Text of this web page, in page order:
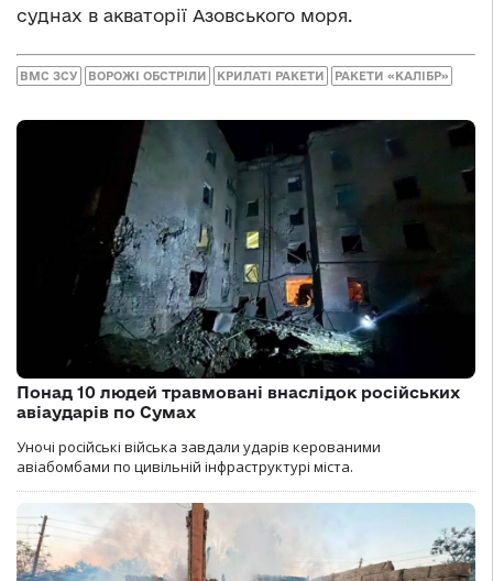
суднах в акваторії Азовського моря.
ВМС ЗСУ ВОРОЖІ ОБСТРІЛИ КРИЛАТІ РАКЕТИ РАКЕТИ «КАЛІБР»
Понад 10 людей травмовані внаслідок російських
авіаударів по Сумах
Уночі російські війська завдали ударів керованими
авіабомбами по цивільній інфраструктурі міста.